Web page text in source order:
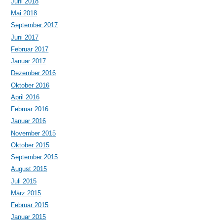
Mai 2018
September 2017
Juni 2017
Februar 2017
Januar 2017
Dezember 2016
Oktober 2016
April 2016
Februar 2016
Januar 2016
November 2015
Oktober 2015
September 2015
August 2015
Juli 2015
März 2015
Februar 2015
Januar 2015